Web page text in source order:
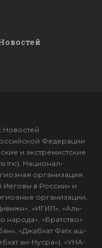
Новостей
Федерации
и экстремистские
Inc), Национал-
организация
Иеговы в России» и
организации,
«ИГИЛ», «Аль-
народа», «Братство»
«Джабхат Фатх аш-
ан-Нусра»), «УНА-